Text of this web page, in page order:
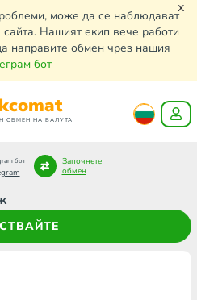
може да се наблюдават
Нашият екип вече работи
направите обмен чрез нашия
бот
x
ОБМЕН НА ВАЛУТА
бот
Започнете
обмен